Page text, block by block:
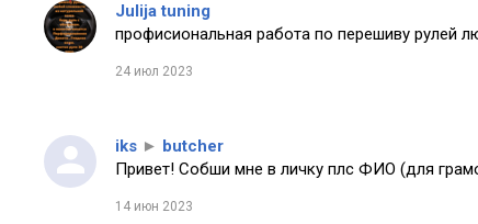
Julija tuning
профисиональная работа по перешиву рулей
24 июл 2023
iks ► butcher
Привет! Собши мне в личку плс ФИО (для
14 июн 2023